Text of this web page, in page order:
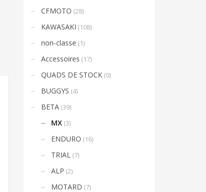
CFMOTO (28)
KAWASAKI (108)
non-classe (1)
Accessoires (17)
QUADS DE STOCK (0)
BUGGYS (4)
BETA (39)
MX (3)
ENDURO (16)
TRIAL (7)
ALP (2)
MOTARD (7)